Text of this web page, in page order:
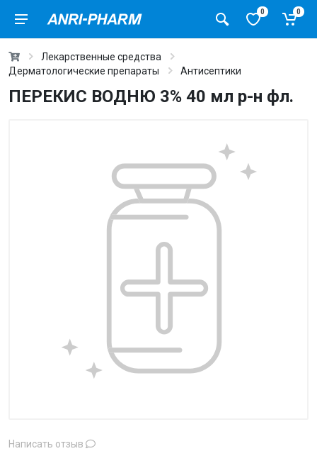
0 0
Лекарственные средства
Дерматологические препараты
Антисептики
ПЕРЕКИС ВОДНЮ 3% 40 мл р-н фл.
Написать отзыв